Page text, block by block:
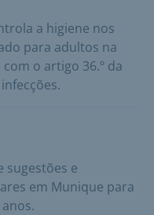
a higiene nos
para adultos na
o artigo 36.º da
sugestões e
em Munique para